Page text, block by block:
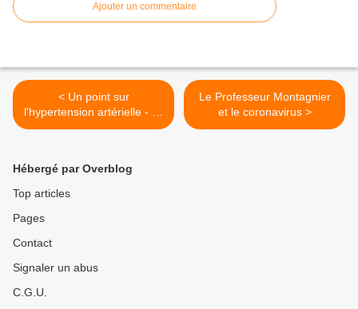
Ajouter un commentaire
< Un point sur
l'hypertension artérielle - Dr
Luc Bodin
Le Professeur Montagnier
et le coronavirus >
Hébergé par Overblog
Top articles
Pages
Contact
Signaler un abus
C.G.U.